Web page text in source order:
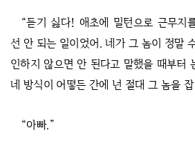
“듣기 싫다! 애초에 밀턴으로 근무지
선 안 되는 일이었어. 네가 그 놈이 정말
인하지 않으면 안 된다고 말했을 때부
네 방식이 어떻든 간에 넌 절대 그 놈을
“아빠.”